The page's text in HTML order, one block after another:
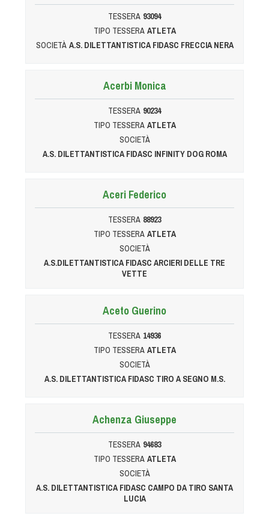
TESSERA 93094
TIPO TESSERA ATLETA
SOCIETÀ A.S. DILETTANTISTICA FIDASC FRECCIA NERA
Acerbi Monica
TESSERA 90234
TIPO TESSERA ATLETA
SOCIETÀ
A.S. DILETTANTISTICA FIDASC INFINITY DOG ROMA
Aceri Federico
TESSERA 88923
TIPO TESSERA ATLETA
SOCIETÀ
A.S.DILETTANTISTICA FIDASC ARCIERI DELLE TRE
VETTE
Aceto Guerino
TESSERA 14936
TIPO TESSERA ATLETA
SOCIETÀ
A.S. DILETTANTISTICA FIDASC TIRO A SEGNO M.S.
Achenza Giuseppe
TESSERA 94683
TIPO TESSERA ATLETA
SOCIETÀ
A.S. DILETTANTISTICA FIDASC CAMPO DA TIRO SANTA
LUCIA